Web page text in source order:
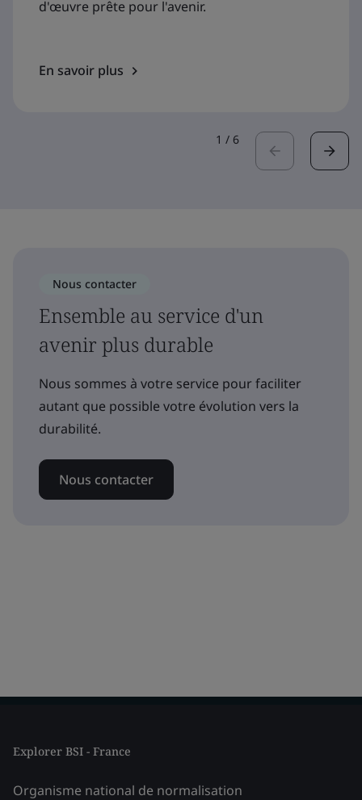
d'œuvre prête pour l'avenir.
En savoir plus
1 / 6
Nous contacter
Ensemble au service d'un
avenir plus durable
Nous sommes à votre service pour faciliter
autant que possible votre évolution vers la
durabilité.
Nous contacter
Explorer BSI - France
Organisme national de normalisation